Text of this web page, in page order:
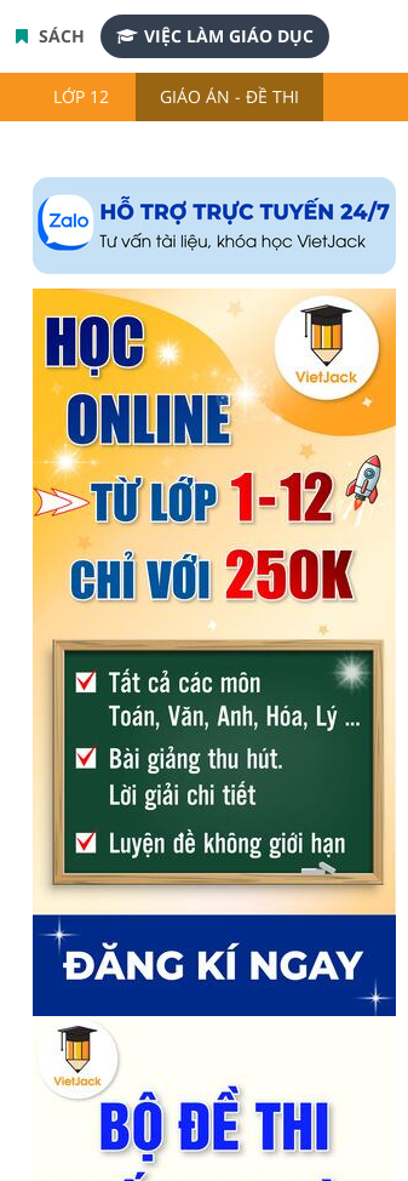
SÁCH VIỆC LÀM GIÁO DỤC
LỚP 12 GIÁO ÁN - ĐỀ THI